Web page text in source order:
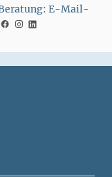
E-Mail-